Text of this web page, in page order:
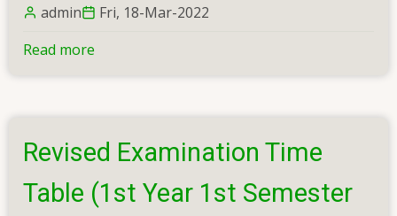
admin
Fri, 18-Mar-2022
Read more
Table
2nd
Year
2nd
Semester
Revised Examination Time
Table (1st Year 1st Semester